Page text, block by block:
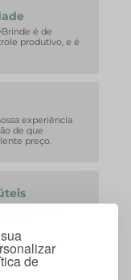
de
é de
produtivo, e é
experiência
de que
preço.